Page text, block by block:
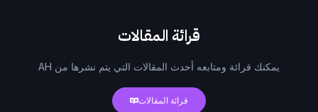
قرائة المقالات
يمكنك قرائة ومتابعه أحدث المقالات التي يتم نشرها من AH
قرائة المقالات